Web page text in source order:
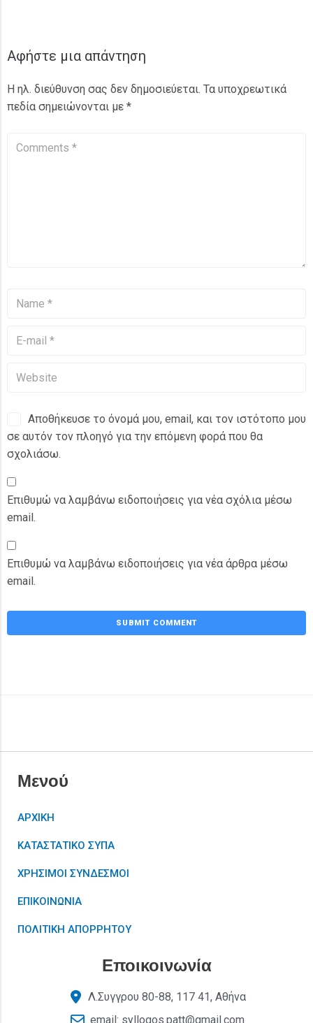
Αφήστε μια απάντηση
Η ηλ. διεύθυνση σας δεν δημοσιεύεται. Τα υποχρεωτικά
πεδία σημειώνονται με *
Αποθήκευσε το όνομά μου, email, και τον ιστότοπο μου
σε αυτόν τον πλοηγό για την επόμενη φορά που θα
σχολιάσω.
Επιθυμώ να λαμβάνω ειδοποιήσεις για νέα σχόλια μέσω
email.
Επιθυμώ να λαμβάνω ειδοποιήσεις για νέα άρθρα μέσω
email.
Μενού
ΑΡΧΙΚΗ
ΚΑΤΑΣΤΑΤΙΚΟ ΣΥΠΑ
ΧΡΗΣΙΜΟΙ ΣΥΝΔΕΣΜΟΙ
ΕΠΙΚΟΙΝΩΝΙΑ
ΠΟΛΙΤΙΚΗ ΑΠΟΡΡΗΤΟΥ
Εποικοινωνία
Λ.Συγγρου 80-88, 117 41, Αθήνα
email: syllogos.patt@gmail.com